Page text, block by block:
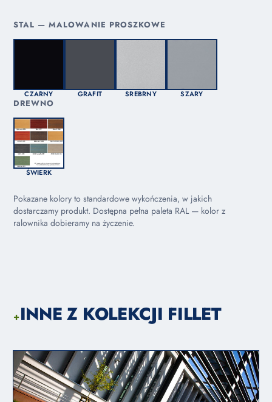
STAL — MALOWANIE PROSZKOWE
CZARNY GRAFIT SREBRNY SZARY
DREWNO
ŚWIERK
Pokazane kolory to standardowe wykończenia, w jakich
dostarczamy produkt. Dostępna pełna paleta RAL — kolor z
ralownika dobieramy na życzenie.
+INNE Z KOLEKCJI FILLET